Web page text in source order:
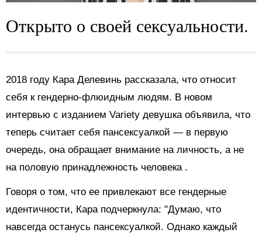
Открыто о своей сексуальности.
2018 году Кара Делевинь рассказала, что относит
себя к гендерно-флюидным людям. В новом
интервью с изданием Variety девушка объявила, что
теперь считает себя пансексуалкой — в первую
очередь, она обращает внимание на личность, а не
на половую принадлежность человека .
Говоря о том, что ее привлекают все гендерные
идентичности, Кара подчеркнула: "Думаю, что
навсегда останусь пансексуалкой. Однако каждый